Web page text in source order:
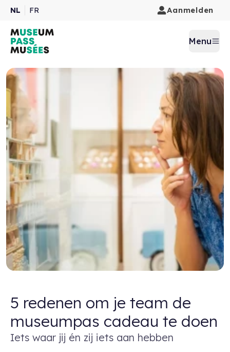
NL FR Aanmelden
Menu
5 redenen om je team de
museumpas cadeau te doen
Iets waar jij én zij iets aan hebben